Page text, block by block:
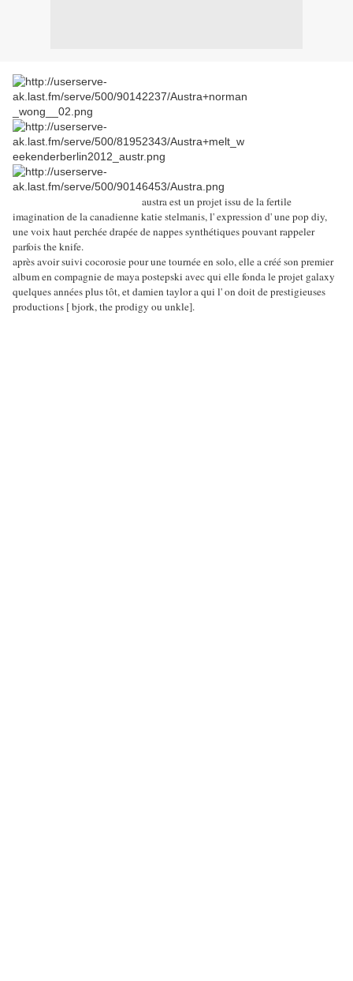
austra est un projet issu de la fertile
imagination de la canadienne katie stelmanis, l' expression d' une pop diy,
une voix haut perchée drapée de nappes synthétiques pouvant rappeler
parfois the knife.
après avoir suivi cocorosie pour une tournée en solo, elle a créé son premier
album en compagnie de maya postepski avec qui elle fonda le projet galaxy
quelques années plus tôt, et damien taylor a qui l' on doit de prestigieuses
productions [ bjork, the prodigy ou unkle].